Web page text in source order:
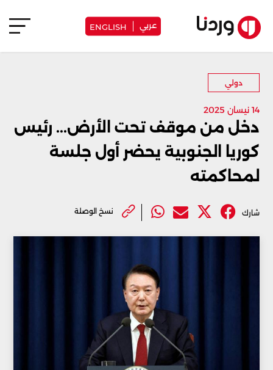
عربي ENGLISH
دولي
14 نيسان 2025
دخل من موقف تحت الأرض... رئيس
كوريا الجنوبية يحضر أول جلسة
لمحاكمته
شارك نسخ الوصلة